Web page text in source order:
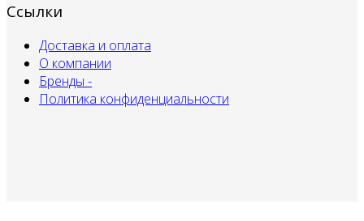
Ссылки
Доставка и оплата
О компании
Бренды -
Политика конфиденциальности